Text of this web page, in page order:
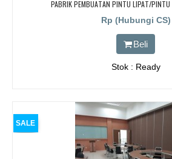
PABRIK PEMBUATAN PINTU LIPAT/PINTU
Rp (Hubungi CS)
Beli
Stok : Ready
SALE